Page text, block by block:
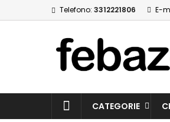
Telefono: 3312221806 E-
CATEGORIE